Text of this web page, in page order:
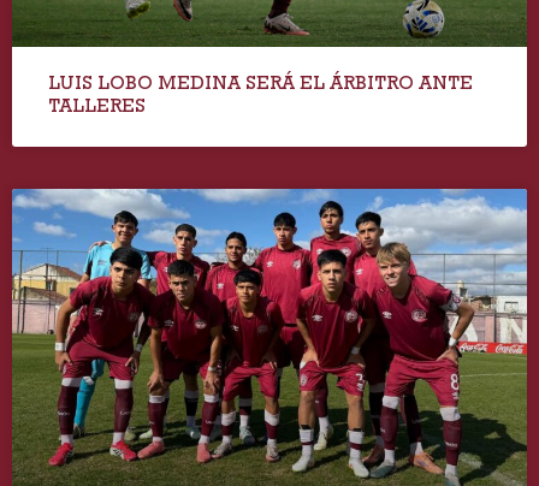
LUIS LOBO MEDINA SERÁ EL ÁRBITRO ANTE
TALLERES